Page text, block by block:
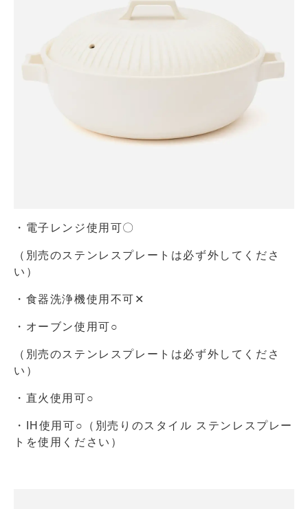
・電子レンジ使用可〇
（別売のステンレスプレートは必ず外してくださ
い）
・食器洗浄機使用不可✕
・オーブン使用可○
（別売のステンレスプレートは必ず外してくださ
い）
・直火使用可○
・IH使用可○（別売りのスタイル ステンレスプレー
トを使用ください）